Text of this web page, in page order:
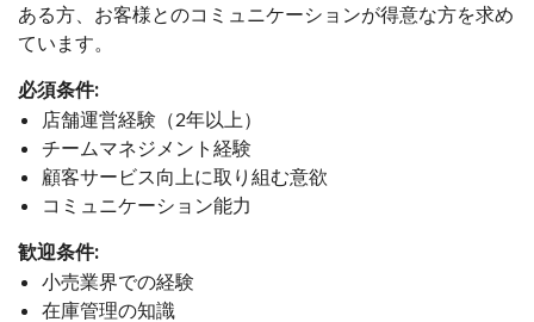
ある方、お客様とのコミュニケーションが得意な方を求め
ています。
必須条件:
店舗運営経験（2年以上）
チームマネジメント経験
顧客サービス向上に取り組む意欲
コミュニケーション能力
歓迎条件:
小売業界での経験
在庫管理の知識